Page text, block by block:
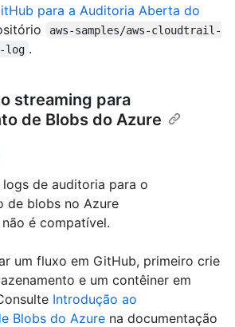
para a Auditoria Aberta do
aws-samples/aws-cloudtrail-
log .
streaming para
de Blobs do Azure
de auditoria para o
de blobs no Azure
é compatível.
um fluxo em GitHub, primeiro crie
e um contêiner em
Introdução ao
Blobs do Azure na documentação